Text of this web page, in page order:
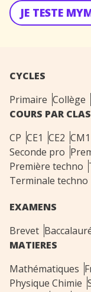
JE TESTE
CYCLES
Primaire Collège
COURS PAR
CP CE1 CE2 CM1
Seconde pro
Première techno
Terminale techno
EXAMENS
Brevet
MATIERES
Mathématiques
Physique Chimie